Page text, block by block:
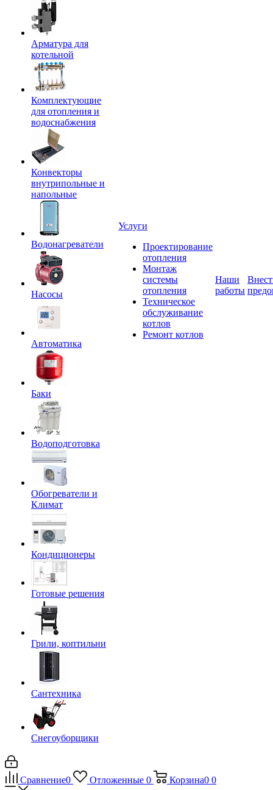
Арматура для
котельной
Комплектующие
для отопления и
водоснабжения
Конвекторы
внутрипольные и
напольные
Водонагреватели
Насосы
Автоматика
Баки
Водоподготовка
Обогреватели и
Климат
Кондиционеры
Готовые решения
Грили, коптильни
Сантехника
Снегоуборщики
Услуги
Проектирование
отопления
Монтаж
системы
отопления
Техническое
обслуживание
котлов
Ремонт котлов
Наши
работы
Сравнение0 Отложенные 0 Корзина0 0